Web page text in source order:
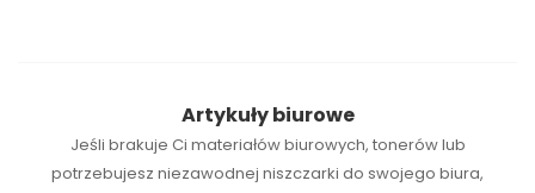
Artykuły biurowe
Jeśli brakuje Ci materiałów biurowych, tonerówlub
potrzebujesz niezawodnej niszczarki do swojego biura,